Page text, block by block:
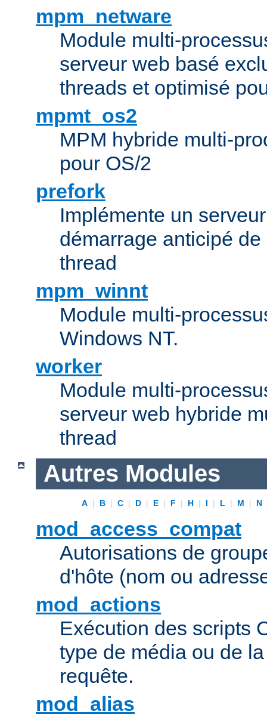
mpm_netware
Module multi-
serveur web basé
threads et optimisé
mpmt_os2
MPM hybride multi-
pour OS/2
prefork
Implémente un
démarrage anticipé
thread
mpm_winnt
Module multi-
Windows NT.
worker
Module multi-
serveur web hybride
thread
Autres Modules
A | B | C | D | E | F | H | I | L | M | N
mod_access_compat
Autorisations de
d'hôte (nom ou
mod_actions
Exécution des scripts
type de média ou de
requête.
mod_alias